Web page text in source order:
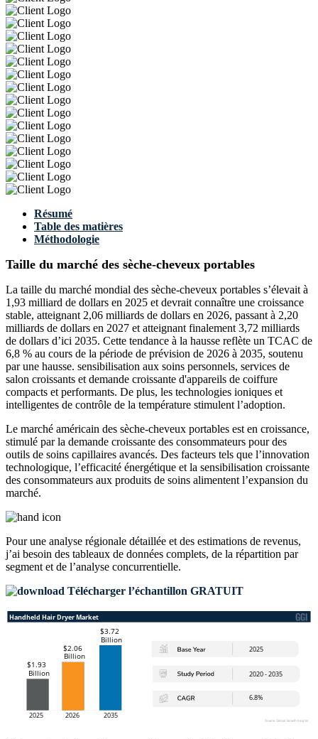
Résumé
Table des matières
Méthodologie
Taille du marché des sèche-cheveux portables
La taille du marché mondial des sèche-cheveux portables s’élevait à
1,93 milliard de dollars en 2025 et devrait connaître une croissance
stable, atteignant 2,06 milliards de dollars en 2026, passant à 2,20
milliards de dollars en 2027 et atteignant finalement 3,72 milliards
de dollars d’ici 2035. Cette tendance à la hausse reflète un TCAC de
6,8 % au cours de la période de prévision de 2026 à 2035, soutenu
par une hausse. sensibilisation aux soins personnels, services de
salon croissants et demande croissante d'appareils de coiffure
compacts et performants. De plus, les technologies ioniques et
intelligentes de contrôle de la température stimulent l’adoption.
Le marché américain des sèche-cheveux portables est en croissance,
stimulé par la demande croissante des consommateurs pour des
outils de soins capillaires avancés. Des facteurs tels que l’innovation
technologique, l’efficacité énergétique et la sensibilisation croissante
des consommateurs aux produits de soins alimentent l’expansion du
marché.
Pour une analyse régionale détaillée et des estimations de revenus,
j’ai besoin des tableaux de données complets, de la répartition par
segment et de l’analyse concurrentielle.
Télécharger l’échantillon GRATUIT